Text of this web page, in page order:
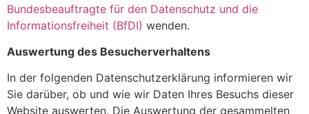
Bundesbeauftragte für den Datenschutz und die
Informationsfreiheit (BfDI) wenden.
Auswertung des Besucherverhaltens
In der folgenden Datenschutzerklärung informieren wir
Sie darüber, ob und wie wir Daten Ihres Besuchs dieser
Website auswerten. Die Auswertung der gesammelten